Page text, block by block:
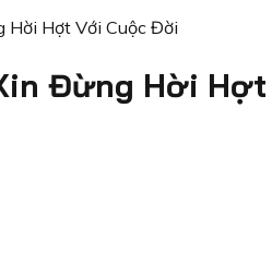
Hời Hợt Với Cuộc Đời
Đừng Hời